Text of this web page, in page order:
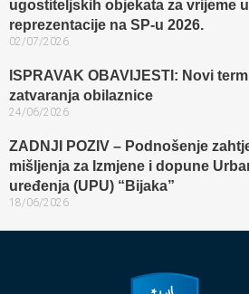
ugostiteljskih objekata za vrijeme
reprezentacije na SP-u 2026.
02/07/2026
ISPRAVAK OBAVIJESTI: Novi
zatvaranja obilaznice​
24/06/2026
ZADNJI POZIV – Podnošenje
mišljenja za Izmjene i dopune
uređenja (UPU) “Bijaka”
18/06/2026